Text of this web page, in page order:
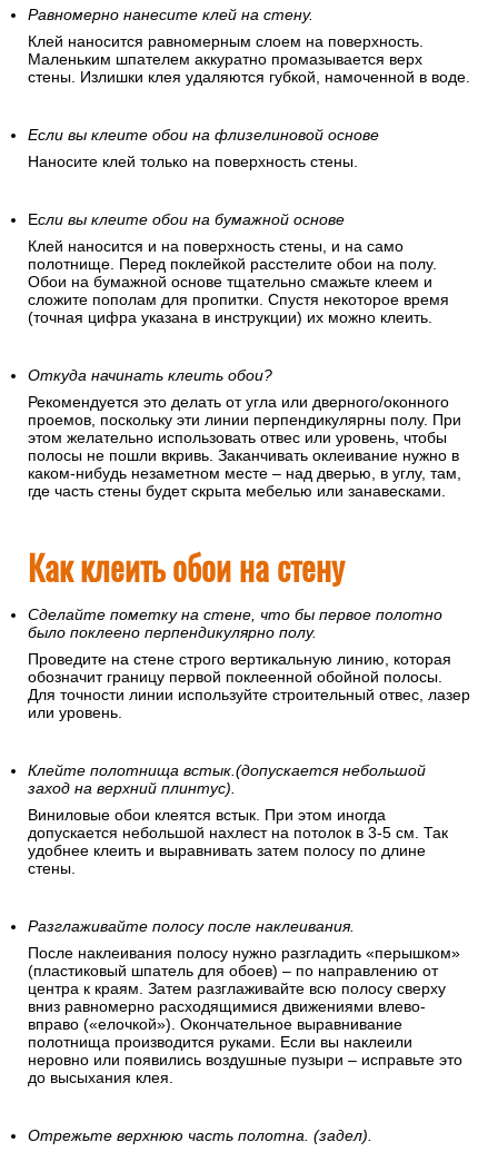
Равномерно нанесите клей на стену.
Клей наносится равномерным слоем на поверхность.
Маленьким шпателем аккуратно промазывается верх
стены. Излишки клея удаляются губкой, намоченной в воде.
Если вы клеите обои на флизелиновой основе
Наносите клей только на поверхность стены.
Если вы клеите обои на бумажной основе
Клей наносится и на поверхность стены, и на само
полотнище. Перед поклейкой расстелите обои на полу.
Обои на бумажной основе тщательно смажьте клеем и
сложите пополам для пропитки. Спустя некоторое время
(точная цифра указана в инструкции) их можно клеить.
Откуда начинать клеить обои?
Рекомендуется это делать от угла или дверного/оконного
проемов, поскольку эти линии перпендикулярны полу. При
этом желательно использовать отвес или уровень, чтобы
полосы не пошли вкривь. Заканчивать оклеивание нужно в
каком-нибудь незаметном месте – над дверью, в углу, там,
где часть стены будет скрыта мебелью или занавесками.
Как клеить обои на стену
Сделайте пометку на стене, что бы первое полотно
было поклеено перпендикулярно полу.
Проведите на стене строго вертикальную линию, которая
обозначит границу первой поклеенной обойной полосы.
Для точности линии используйте строительный отвес, лазер
или уровень.
Клейте полотнища встык.(допускается небольшой
заход на верхний плинтус).
Виниловые обои клеятся встык. При этом иногда
допускается небольшой нахлест на потолок в 3-5 см. Так
удобнее клеить и выравнивать затем полосу по длине
стены.
Разглаживайте полосу после наклеивания.
После наклеивания полосу нужно разгладить «перышком»
(пластиковый шпатель для обоев) – по направлению от
центра к краям. Затем разглаживайте всю полосу сверху
вниз равномерно расходящимися движениями влево-
вправо («елочкой»). Окончательное выравнивание
полотнища производится руками. Если вы наклеили
неровно или появились воздушные пузыри – исправьте это
до высыхания клея.
Отрежьте верхнюю часть полотна. (задел).